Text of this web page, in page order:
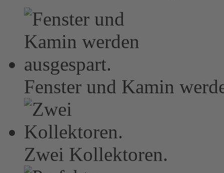
Fenster und Kamin
Zwei Kollektoren.